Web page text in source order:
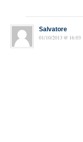
Salvatore
01/10/2013 @ 16:03